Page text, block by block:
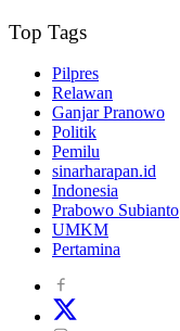
Top Tags
Pilpres
Relawan
Ganjar Pranowo
Politik
Pemilu
sinarharapan.id
Indonesia
Prabowo Subianto
UMKM
Pertamina